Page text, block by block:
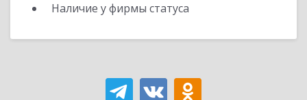
Наличие у фирмы статуса